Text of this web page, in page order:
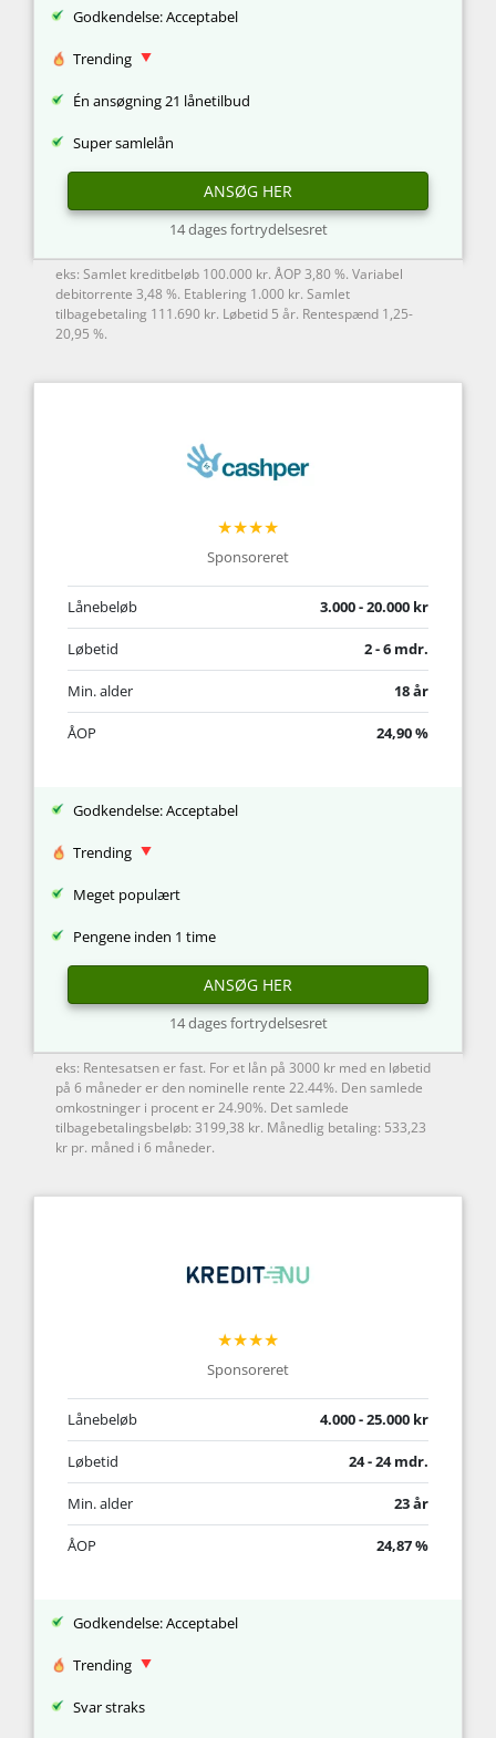
Godkendelse: Acceptabel
Trending
Én ansøgning 21 lånetilbud
Super samlelån
ANSØG HER
14 dages fortrydelsesret
eks: Samlet kreditbeløb 100.000 kr. ÅOP 3,80 %. Variabel
debitorrente 3,48 %. Etablering 1.000 kr. Samlet
tilbagebetaling 111.690 kr. Løbetid 5 år. Rentespænd 1,25-
20,95 %.
★★★★
Sponsoreret
Lånebeløb 3.000 - 20.000 kr
Løbetid 2 - 6 mdr.
Min. alder 18 år
ÅOP 24,90 %
Godkendelse: Acceptabel
Trending
Meget populært
Pengene inden 1 time
ANSØG HER
14 dages fortrydelsesret
eks: Rentesatsen er fast. For et lån på 3000 kr med en løbetid
på 6 måneder er den nominelle rente 22.44%. Den samlede
omkostninger i procent er 24.90%. Det samlede
tilbagebetalingsbeløb: 3199,38 kr. Månedlig betaling: 533,23
kr pr. måned i 6 måneder.
★★★★
Sponsoreret
Lånebeløb 4.000 - 25.000 kr
Løbetid 24 - 24 mdr.
Min. alder 23 år
ÅOP 24,87 %
Godkendelse: Acceptabel
Trending
Svar straks